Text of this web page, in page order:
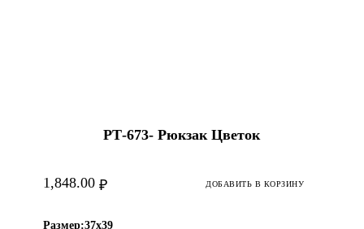
РТ-673- Рюкзак Цветок
₽
1,848.00 ДОБАВИТЬ В КОРЗИНУ
Размер:37х39